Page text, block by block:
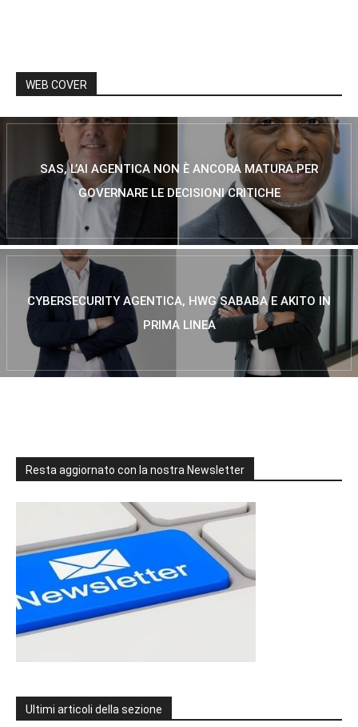
WEB COVER
SAS, L’AI AGENTICA NON È ANCORA MATURA PER
GOVERNARE LE DECISIONI CRITICHE
CYBERSECURITY AGENTICA, HWG SABABA E AKITO IN
PRIMA LINEA
Resta aggiornato con la nostra Newsletter
Ultimi articoli della sezione